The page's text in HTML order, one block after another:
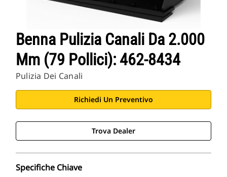
Benna Pulizia Canali Da 2.000
Mm (79 Pollici): 462-8434
Pulizia Dei Canali
Richiedi Un Preventivo
Trova Dealer
Specifiche Chiave